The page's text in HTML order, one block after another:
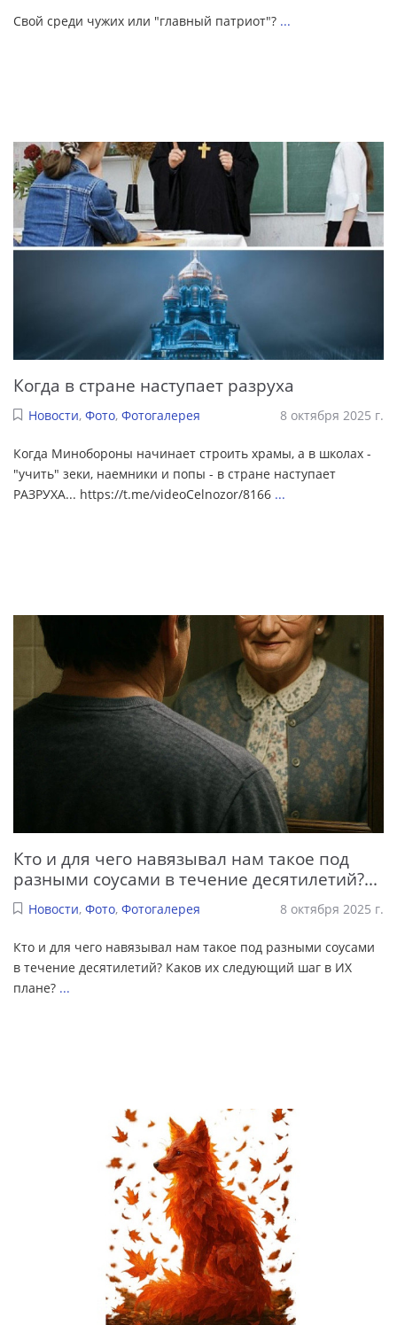
Свой среди чужих или "главный патриот"? ...
Когда в стране наступает разруха
Новости, Фото, Фотогалерея 8 октября 2025 г.
Когда Минобороны начинает строить храмы, а в школах -
"учить" зеки, наемники и попы - в стране наступает
РАЗРУХА... https://t.me/videoCelnozor/8166 ...
Кто и для чего навязывал нам такое под
разными соусами в течение десятилетий?...
Новости, Фото, Фотогалерея 8 октября 2025 г.
Кто и для чего навязывал нам такое под разными соусами
в течение десятилетий? Каков их следующий шаг в ИХ
плане? ...